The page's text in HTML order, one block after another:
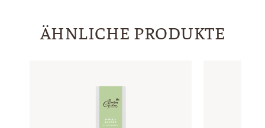
ÄHNLICHE PRODUKTE